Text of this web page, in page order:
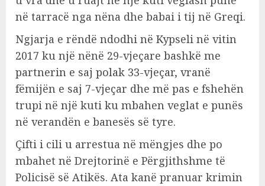
në tarracë nga nëna dhe babai i tij në Greqi.
Ngjarja e rëndë ndodhi në Kypseli në vitin
2017 ku një nënë 29-vjeçare bashkë me
partnerin e saj polak 33-vjeçar, vranë
fëmijën e saj 7-vjeçar dhe më pas e fshehën
trupi në një kuti ku mbahen veglat e punës
në verandën e banesës së tyre.
Çifti i cili u arrestua në mëngjes dhe po
mbahet në Drejtorinë e Përgjithshme të
Policisë së Atikës. Ata kanë pranuar krimin